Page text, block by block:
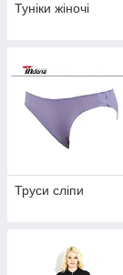
Туніки жіночі
Труси сліпи